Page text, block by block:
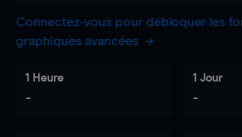
Connectez-vous pour débloquer les
graphiques avancées
1 Heure
-
1 Jour
-